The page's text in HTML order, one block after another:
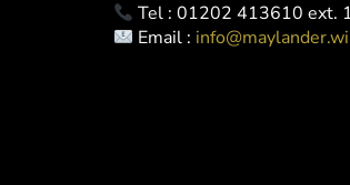
Tel : 01202 413610 ext.
Email :